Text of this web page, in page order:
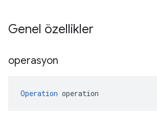
Genel özellikler
operasyon
Operation operation